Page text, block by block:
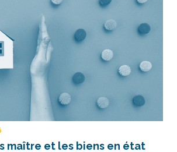
maître et les biens en état